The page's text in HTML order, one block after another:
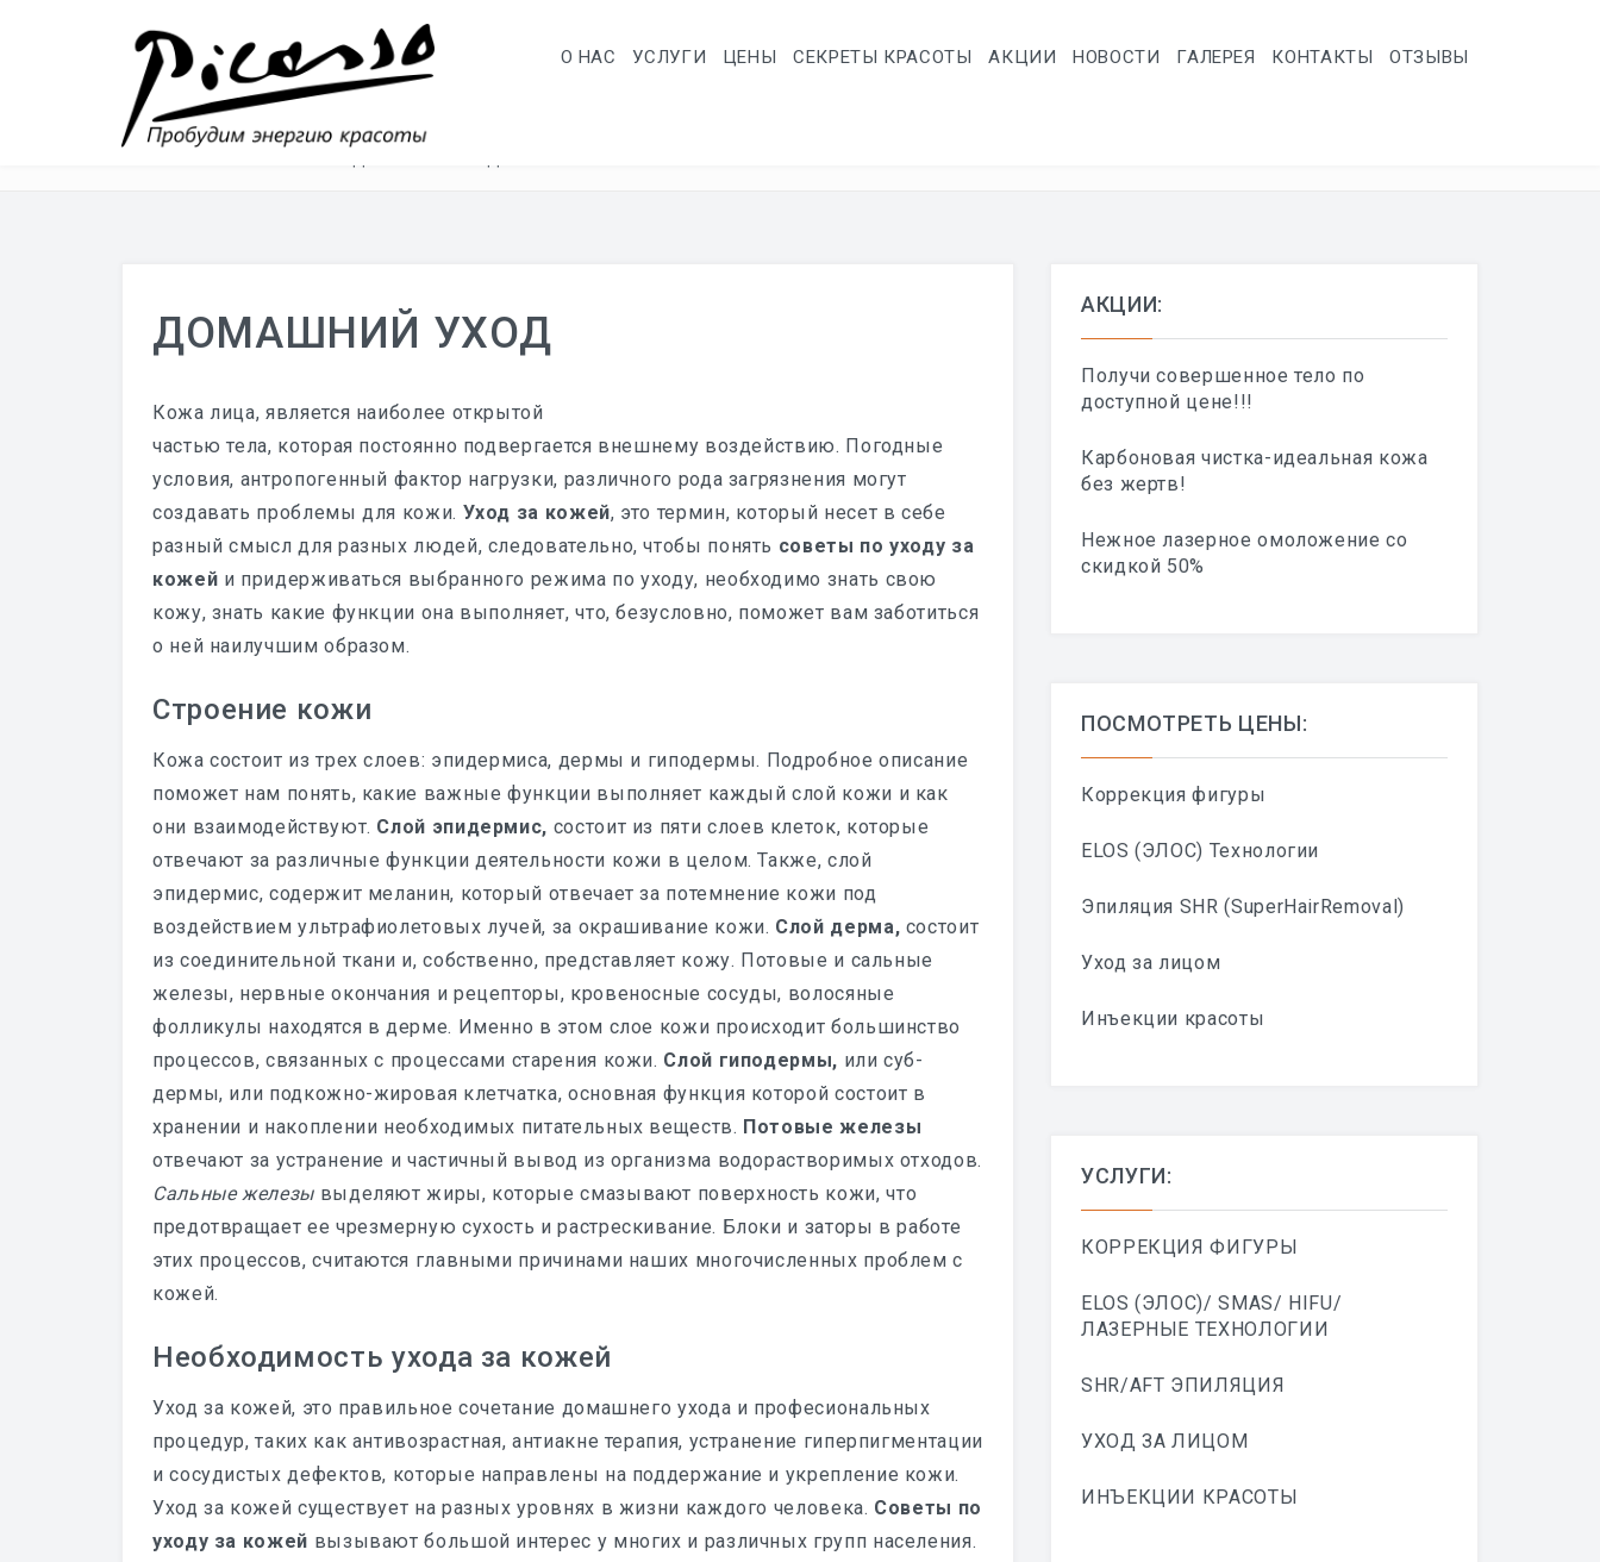
О НАС УСЛУГИ ЦЕНЫ СЕКРЕТЫ КРАСОТЫ АКЦИИ НОВОСТИ ГАЛЕРЕЯ КОНТАКТЫ ОТЗЫВЫ
ДОМАШНИЙ УХОД
Кожа лица, является наиболее открытой
частью тела, которая постоянно подвергается внешнему воздействию. Погодные
условия, антропогенный фактор нагрузки, различного рода загрязнения могут
создавать проблемы для кожи. Уход за кожей, это термин, который несет в себе
разный смысл для разных людей, следовательно, чтобы понять советы по уходу за
кожей и придерживаться выбранного режима по уходу, необходимо знать свою
кожу, знать какие функции она выполняет, что, безусловно, поможет вам заботиться
о ней наилучшим образом.
Строение кожи
Кожа состоит из трех слоев: эпидермиса, дермы и гиподермы. Подробное описание
поможет нам понять, какие важные функции выполняет каждый слой кожи и как
они взаимодействуют. Слой эпидермис, состоит из пяти слоев клеток, которые
отвечают за различные функции деятельности кожи в целом. Также, слой
эпидермис, содержит меланин, который отвечает за потемнение кожи под
воздействием ультрафиолетовых лучей, за окрашивание кожи. Слой дерма, состоит
из соединительной ткани и, собственно, представляет кожу. Потовые и сальные
железы, нервные окончания и рецепторы, кровеносные сосуды, волосяные
фолликулы находятся в дерме. Именно в этом слое кожи происходит большинство
процессов, связанных с процессами старения кожи. Слой гиподермы, или суб-
дермы, или подкожно-жировая клетчатка, основная функция которой состоит в
хранении и накоплении необходимых питательных веществ. Потовые железы
отвечают за устранение и частичный вывод из организма водорастворимых отходов.
Сальные железы выделяют жиры, которые смазывают поверхность кожи, что
предотвращает ее чрезмерную сухость и растрескивание. Блоки и заторы в работе
этих процессов, считаются главными причинами наших многочисленных проблем с
кожей.
Необходимость ухода за кожей
Уход за кожей, это правильное сочетание домашнего ухода и професиональных
процедур, таких как антивозрастная, антиакне терапия, устранение гиперпигментации
и сосудистых дефектов, которые направлены на поддержание и укрепление кожи.
Уход за кожей существует на разных уровнях в жизни каждого человека. Советы по
уходу за кожей вызывают большой интерес у многих и различных групп населения.
АКЦИИ:
Получи совершенное тело по
доступной цене!!!
Карбоновая чистка-идеальная кожа
без жертв!
Нежное лазерное омоложение со
скидкой 50%
ПОСМОТРЕТЬ ЦЕНЫ:
Коррекция фигуры
ELOS (ЭЛОС) Технологии
Эпиляция SHR (SuperHairRemoval)
Уход за лицом
Инъекции красоты
УСЛУГИ:
КОРРЕКЦИЯ ФИГУРЫ
ELOS (ЭЛОС)/ SMAS/ HIFU/
ЛАЗЕРНЫЕ ТЕХНОЛОГИИ
SHR/AFT ЭПИЛЯЦИЯ
УХОД ЗА ЛИЦОМ
ИНЪЕКЦИИ КРАСОТЫ